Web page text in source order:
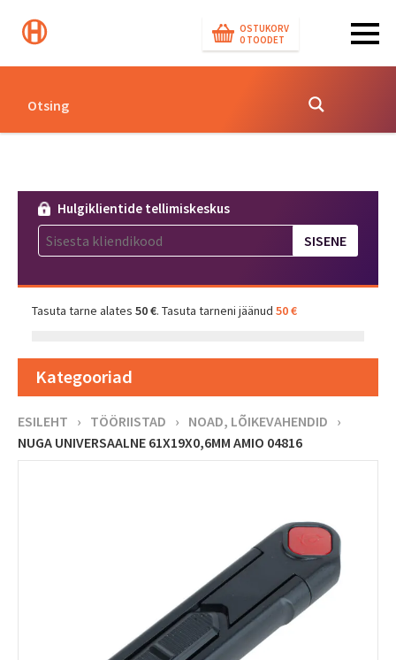
OSTUKORV
0 TOODET
Hulgiklientide tellimiskeskus
Tasuta tarne alates 50 €. Tasuta tarneni jäänud 50 €
Kategooriad
ESILEHT › TÖÖRIISTAD › NOAD, LÕIKEVAHENDID ›
NUGA UNIVERSAALNE 61X19X0,6MM AMIO 04816